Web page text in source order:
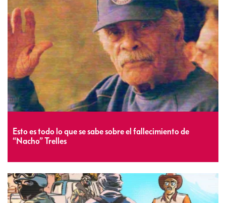
Esto es todo lo que se sabe sobre el fallecimiento de
“Nacho” Trelles